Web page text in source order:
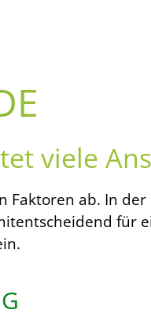
viele
Faktoren ab. In
für